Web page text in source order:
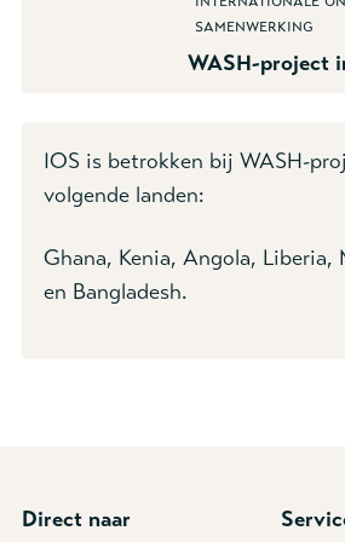
WASH-project
Samenwerking
IOS is betrokken bij WASH-
volgende landen:
Ghana, Kenia, Angola, Liberia,
en Bangladesh.
Direct naar